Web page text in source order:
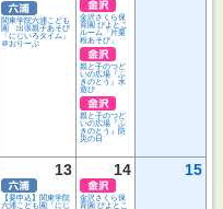
関東学院六浦こども
園 出張親子あそび
「にじいろタイム」
＠おりーぶ
金沢さくら保
育園 ぴよとこ
ルーム「片栗
粉あそび」
親と子のつど
いの広場『ふ
きのとう』水
遊び
親と子のつど
いの広場『ふ
きのとう』防
災の日
13
【要申込】関東学院
六浦こども園「にじ
14
金沢さくら保
育園 ぴよとこ
15